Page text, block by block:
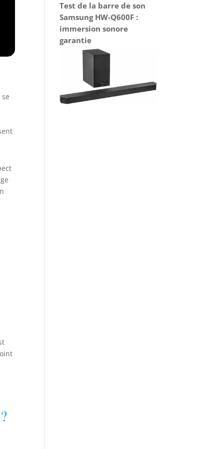
Test de la barre de son
Samsung HW-Q600F :
immersion sonore
garantie